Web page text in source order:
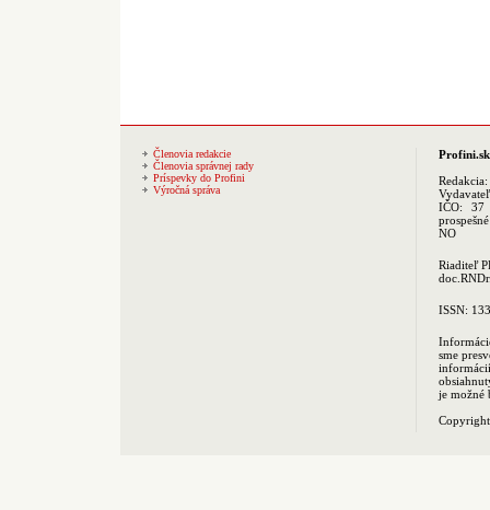
Členovia redakcie
Členovia správnej rady
Príspevky do Profini
Výročná správa
Profini.sk
Redakcia:
IČO: 37
NO
Riaditeľ
ISSN:
sme
je možné